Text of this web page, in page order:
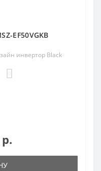
EF50VGKB
инвертор Black